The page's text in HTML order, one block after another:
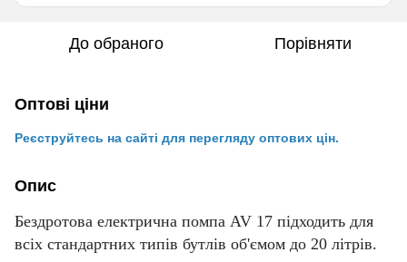
До обраного Порівняти
Оптові ціни
Реєструйтесь на сайті для перегляду оптових цін.
Опис
Бездротова електрична помпа AV 17 підходить для
всіх стандартних типів бутлів об'ємом до 20 літрів.